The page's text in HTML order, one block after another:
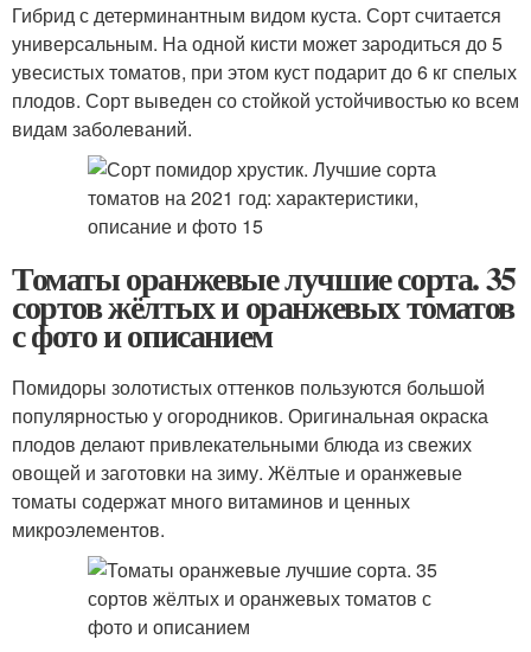
Гибрид с детерминантным видом куста. Сорт считается
универсальным. На одной кисти может зародиться до 5
увесистых томатов, при этом куст подарит до 6 кг спелых
плодов. Сорт выведен со стойкой устойчивостью ко всем
видам заболеваний.
Томаты оранжевые лучшие сорта. 35
сортов жёлтых и оранжевых томатов
с фото и описанием
Помидоры золотистых оттенков пользуются большой
популярностью у огородников. Оригинальная окраска
плодов делают привлекательными блюда из свежих
овощей и заготовки на зиму. Жёлтые и оранжевые
томаты содержат много витаминов и ценных
микроэлементов.